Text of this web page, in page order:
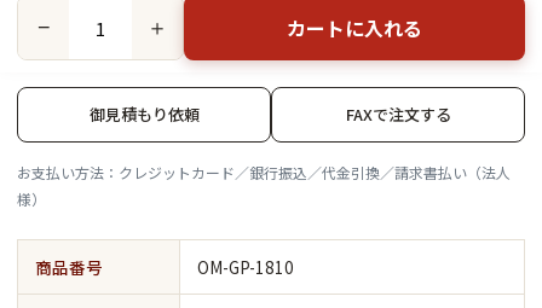
− ＋ カートに入れる
御見積もり依頼 FAXで注文する
お支払い方法：クレジットカード／銀行振込／代金引換／請求書払い（法人
様）
商品番号 OM-GP-1810